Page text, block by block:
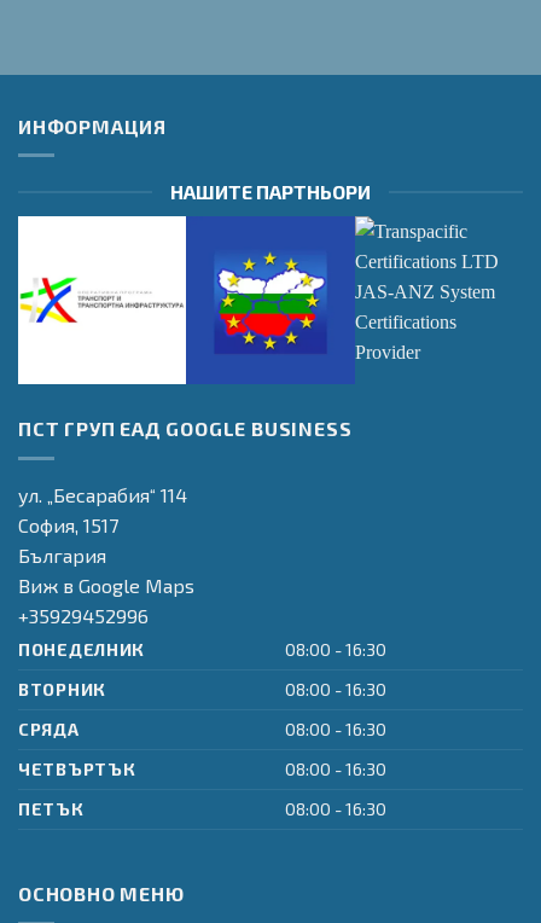
ИНФОРМАЦИЯ
НАШИТЕ ПАРТНЬОРИ
програма
"Транспорт и
инфраструктура"
програма
ПСТ ГРУП ЕАД GOOGLE BUSINESS
ул. „Бесарабия“ 114
София, 1517
България
Виж в Google Maps
+35929452996
ПОНЕДЕЛНИК
08:00 - 16:30
ВТОРНИК
08:00 - 16:30
СРЯДА
08:00 - 16:30
ЧЕТВЪРТЪК
08:00 - 16:30
ПЕТЪК
08:00 - 16:30
ОСНОВНО МЕНЮ